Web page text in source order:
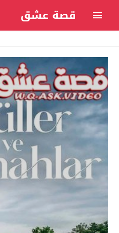
قصة عشق